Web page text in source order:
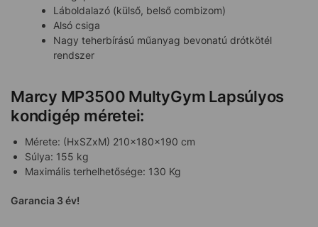
Láboldalazó (külső, belső combizom)
Alsó csiga
Nagy teherbírású műanyag bevonatú drótkötél
rendszer
Marcy MP3500 MultyGym Lapsúlyos
kondigép méretei:
Mérete: (HxSZxM) 210x180x190 cm
Súlya: 155 kg
Maximális terhelhetősége: 130 Kg
Garancia 3 év!